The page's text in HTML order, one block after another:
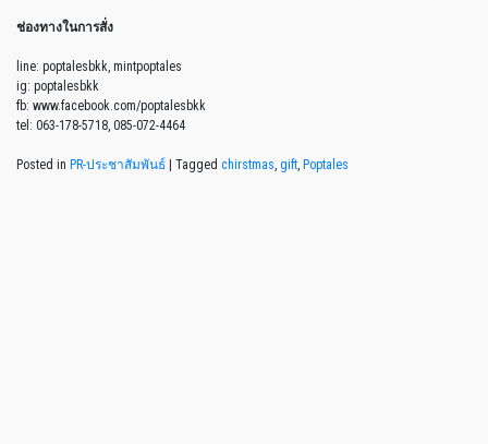
ช่องทางในการสั่ง
line: poptalesbkk, mintpoptales
ig: poptalesbkk
fb: www.facebook.com/poptalesbkk
tel: 063-178-5718, 085-072-4464
Posted in PR-ประชาสัมพันธ์ | Tagged chirstmas, gift, Poptales